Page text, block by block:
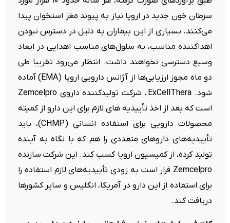
سرطان خون جدید در اروپا نیاز به پیوند مغز استخوان پیدا
می‌کنند. بسیاری از این بیماران به دلیل در دسترس نبودن
اهداکننده مناسب، به سلول‌های مناسب اهدایی در ابعاد
وسیع دسترسی نخواهند داشت. انتظار می‌رود تقریبا طی
دو ماه مجوز ارزیابی‌ها از آژانس دارویی اروپا (EMA) آماده
شود. ExCellThera ، شرکت تولیدکننده داروی Zemcelpro
است که بعد از اخذ تأییدیه های لازم برای این دارو از کمیته
محصولات دارویی برای استفاده انسانی (CHMP)، باید
تأییدیه‌های داروهای متعددی را هم که با نگاه به آینده
تولید کرده، از کمیسیون اروپا کسب کند. این شرکت سازنده
Zemcelpro قرار است به زودی تأییدیه‌های لازم استفاده را
برای استفاده از این دارو در آمریکا، انگلیس و سایر کشورها
دریافت کند.